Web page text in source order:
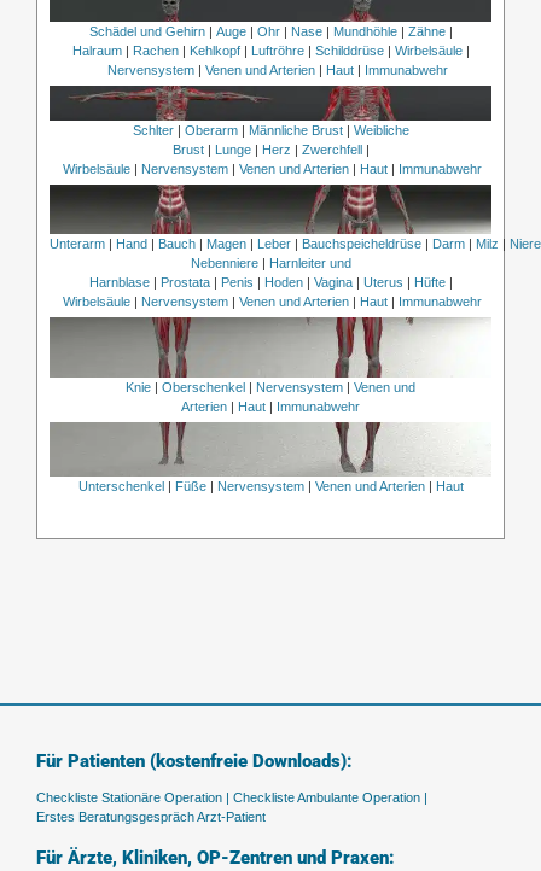
Schädel und Gehirn| Auge| Ohr| Nase| Mundhöhle| Zähne|
Halraum| Rachen| Kehlkopf| Luftröhre| Schilddrüse| Wirbelsäule|
Nervensystem | Venen und Arterien | Haut | Immunabwehr
Schlter| Oberarm| Männliche Brust| Weibliche
Brust| Lunge| Herz | Zwerchfell|
Wirbelsäule | Nervensystem | Venen und Arterien | Haut | Immunabwehr
Unterarm| Hand| Bauch| Magen| Leber| Bauchspeicheldrüse| Darm| Milz |
Nebenniere| Harnleiter und
Harnblase| Prostata| Penis | Hoden| Vagina| Uterus | Hüfte|
Wirbelsäule | Nervensystem | Venen und Arterien | Haut | Immunabwehr
Knie Oberschenkel Nervensystem
Venen und
Arterien
Haut Immunabwehr
Unterschenkel Füße| Nervensystem| Venen und Arterien| Haut
Für Patienten (kostenfreie Downloads):
Checkliste Stationäre Operation | Checkliste Ambulante Operation |
Erstes Beratungsgespräch Arzt-Patient
Für Ärzte, Kliniken, OP-Zentren und Praxen: